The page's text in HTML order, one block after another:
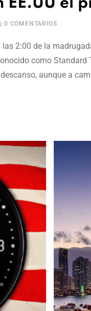
el
0 COMENTARIOS
2:00 de la
como
aunque a